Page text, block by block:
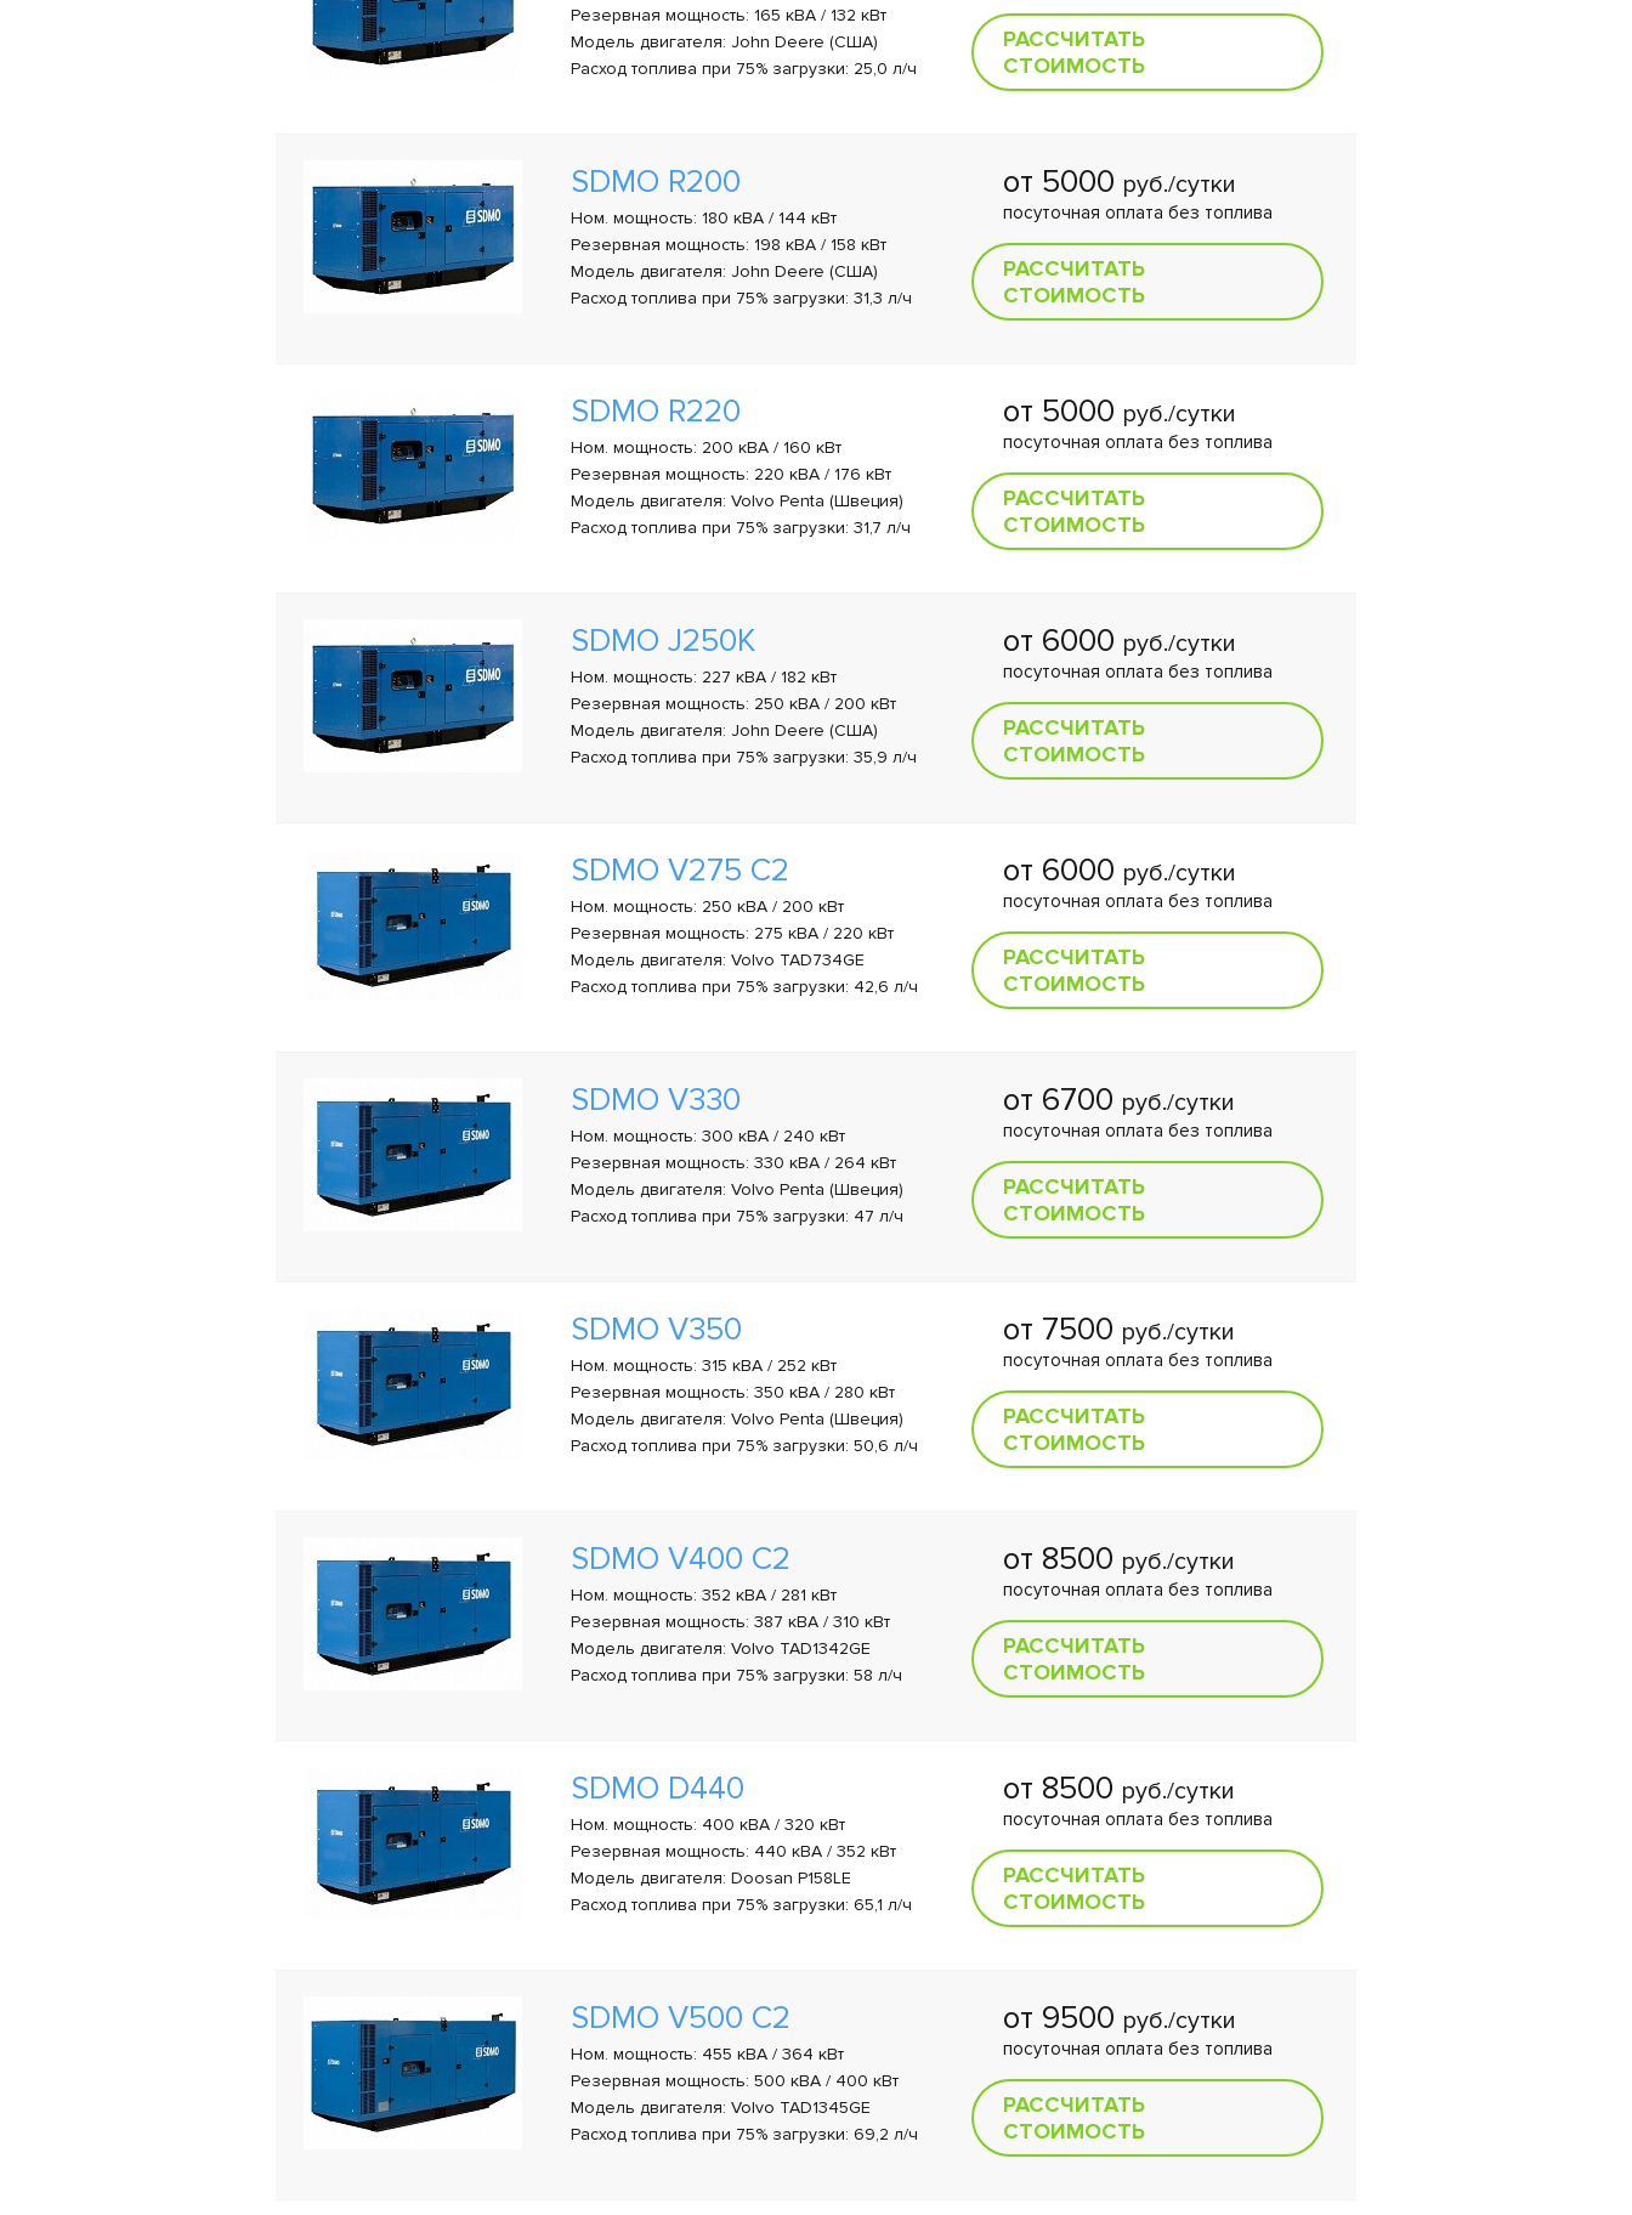
Резервная мощность: 165 кВА / 132 кВт
Модель двигателя: John Deere (США)
Расход топлива при 75% загрузки: 25,0 л/ч
РАССЧИТАТЬ
СТОИМОСТЬ
SDMO R200
Ном. мощность: 180 кВА / 144 кВт
Резервная мощность: 198 кВА / 158 кВт
Модель двигателя: John Deere (США)
Расход топлива при 75% загрузки: 31,3 л/ч
от 5000 руб./сутки
посуточная оплата без топлива
РАССЧИТАТЬ
СТОИМОСТЬ
SDMO R220
Ном. мощность: 200 кВА / 160 кВт
Резервная мощность: 220 кВА / 176 кВт
Модель двигателя: Volvo Penta (Швеция)
Расход топлива при 75% загрузки: 31,7 л/ч
от 5000 руб./сутки
посуточная оплата без топлива
РАССЧИТАТЬ
СТОИМОСТЬ
SDMO J250K
Ном. мощность: 227 кВА / 182 кВт
Резервная мощность: 250 кВА / 200 кВт
Модель двигателя: John Deere (США)
Расход топлива при 75% загрузки: 35,9 л/ч
от 6000 руб./сутки
посуточная оплата без топлива
РАССЧИТАТЬ
СТОИМОСТЬ
SDMO V275 C2
Ном. мощность: 250 кВА / 200 кВт
Резервная мощность: 275 кВА / 220 кВт
Модель двигателя: Volvo TAD734GE
Расход топлива при 75% загрузки: 42,6 л/ч
от 6000 руб./сутки
посуточная оплата без топлива
РАССЧИТАТЬ
СТОИМОСТЬ
SDMO V330
Ном. мощность: 300 кВА / 240 кВт
Резервная мощность: 330 кВА / 264 кВт
Модель двигателя: Volvo Penta (Швеция)
Расход топлива при 75% загрузки: 47 л/ч
от 6700 руб./сутки
посуточная оплата без топлива
РАССЧИТАТЬ
СТОИМОСТЬ
SDMO V350
Ном. мощность: 315 кВА / 252 кВт
Резервная мощность: 350 кВА / 280 кВт
Модель двигателя: Volvo Penta (Швеция)
Расход топлива при 75% загрузки: 50,6 л/ч
от 7500 руб./сутки
посуточная оплата без топлива
РАССЧИТАТЬ
СТОИМОСТЬ
SDMO V400 C2
Ном. мощность: 352 кВА / 281 кВт
Резервная мощность: 387 кВА / 310 кВт
Модель двигателя: Volvo TAD1342GE
Расход топлива при 75% загрузки: 58 л/ч
от 8500 руб./сутки
посуточная оплата без топлива
РАССЧИТАТЬ
СТОИМОСТЬ
SDMO D440
Ном. мощность: 400 кВА / 320 кВт
Резервная мощность: 440 кВА / 352 кВт
Модель двигателя: Doosan P158LE
Расход топлива при 75% загрузки: 65,1 л/ч
от 8500 руб./сутки
посуточная оплата без топлива
РАССЧИТАТЬ
СТОИМОСТЬ
SDMO V500 C2
Ном. мощность: 455 кВА / 364 кВт
Резервная мощность: 500 кВА / 400 кВт
Модель двигателя: Volvo TAD1345GE
Расход топлива при 75% загрузки: 69,2 л/ч
от 9500 руб./сутки
посуточная оплата без топлива
РАССЧИТАТЬ
СТОИМОСТЬ